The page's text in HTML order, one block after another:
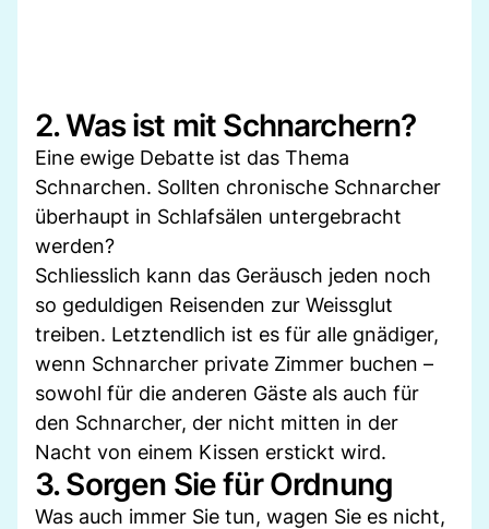
2. Was ist mit Schnarchern?
Eine ewige Debatte ist das Thema
Schnarchen. Sollten chronische Schnarcher
überhaupt in Schlafsälen untergebracht
werden?
Schliesslich kann das Geräusch jeden noch
so geduldigen Reisenden zur Weissglut
treiben. Letztendlich ist es für alle gnädiger,
wenn Schnarcher private Zimmer buchen –
sowohl für die anderen Gäste als auch für
den Schnarcher, der nicht mitten in der
Nacht von einem Kissen erstickt wird.
3. Sorgen Sie für Ordnung
Was auch immer Sie tun, wagen Sie es nicht,